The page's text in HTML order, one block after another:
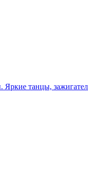
танцы,